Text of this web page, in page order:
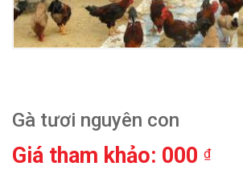
Gà tươi nguyên con
Giá tham khảo: 000 ₫